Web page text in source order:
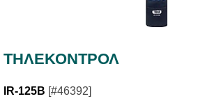
ΤΗΛΕΚΟΝΤΡΟΛ
IR-125B [#46392]